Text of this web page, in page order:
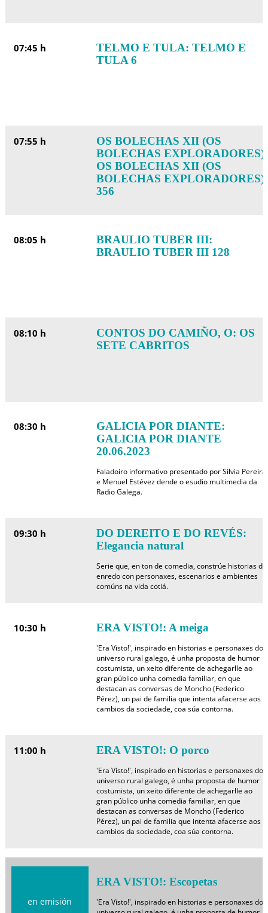
07:45 h
TELMO E TULA: TELMO E
TULA 6
07:55 h
OS BOLECHAS XII (OS
BOLECHAS EXPLORADORES):
OS BOLECHAS XII (OS
BOLECHAS EXPLORADORES)
356
08:05 h
BRAULIO TUBER III:
BRAULIO TUBER III 128
08:10 h
CONTOS DO CAMIÑO, O: OS
SETE CABRITOS
08:30 h
GALICIA POR DIANTE:
GALICIA POR DIANTE
20.06.2023
Faladoiro informativo presentado por Silvia Pereira
e Menuel Estévez dende o esudio multimedia da
Radio Galega.
09:30 h
DO DEREITO E DO REVÉS:
Elegancia natural
Serie que, en ton de comedia, constrúe historias de
enredo con personaxes, escenarios e ambientes
comúns na vida cotiá.
10:30 h ERA VISTO!: A meiga
'Era Visto!', inspirado en historias e personaxes do
universo rural galego, é unha proposta de humor
costumista, un xeito diferente de achegarlle ao
gran público unha comedia familiar, en que
destacan as conversas de Moncho (Federico
Pérez), un pai de familia que intenta afacerse aos
cambios da sociedade, coa súa contorna.
11:00 h ERA VISTO!: O porco
'Era Visto!', inspirado en historias e personaxes do
universo rural galego, é unha proposta de humor
costumista, un xeito diferente de achegarlle ao
gran público unha comedia familiar, en que
destacan as conversas de Moncho (Federico
Pérez), un pai de familia que intenta afacerse aos
cambios da sociedade, coa súa contorna.
en emisión
ERA VISTO!: Escopetas
'Era Visto!', inspirado en historias e personaxes do